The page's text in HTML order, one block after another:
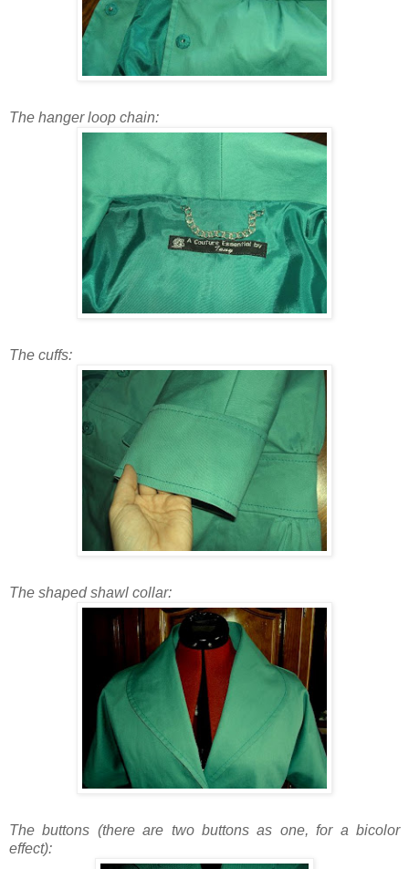
The hanger loop chain:
The cuffs:
The shaped shawl collar:
The buttons (there are two buttons as one, for a bicolor
effect):